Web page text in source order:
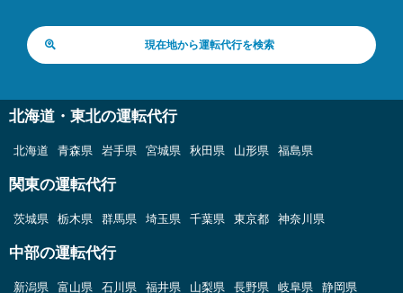
現在地から運転代行を検索
北海道・東北の運転代行
北海道 青森県 岩手県 宮城県 秋田県 山形県 福島県
関東の運転代行
茨城県 栃木県 群馬県 埼玉県 千葉県 東京都 神奈川県
中部の運転代行
新潟県 富山県 石川県 福井県 山梨県 長野県 岐阜県 静岡県